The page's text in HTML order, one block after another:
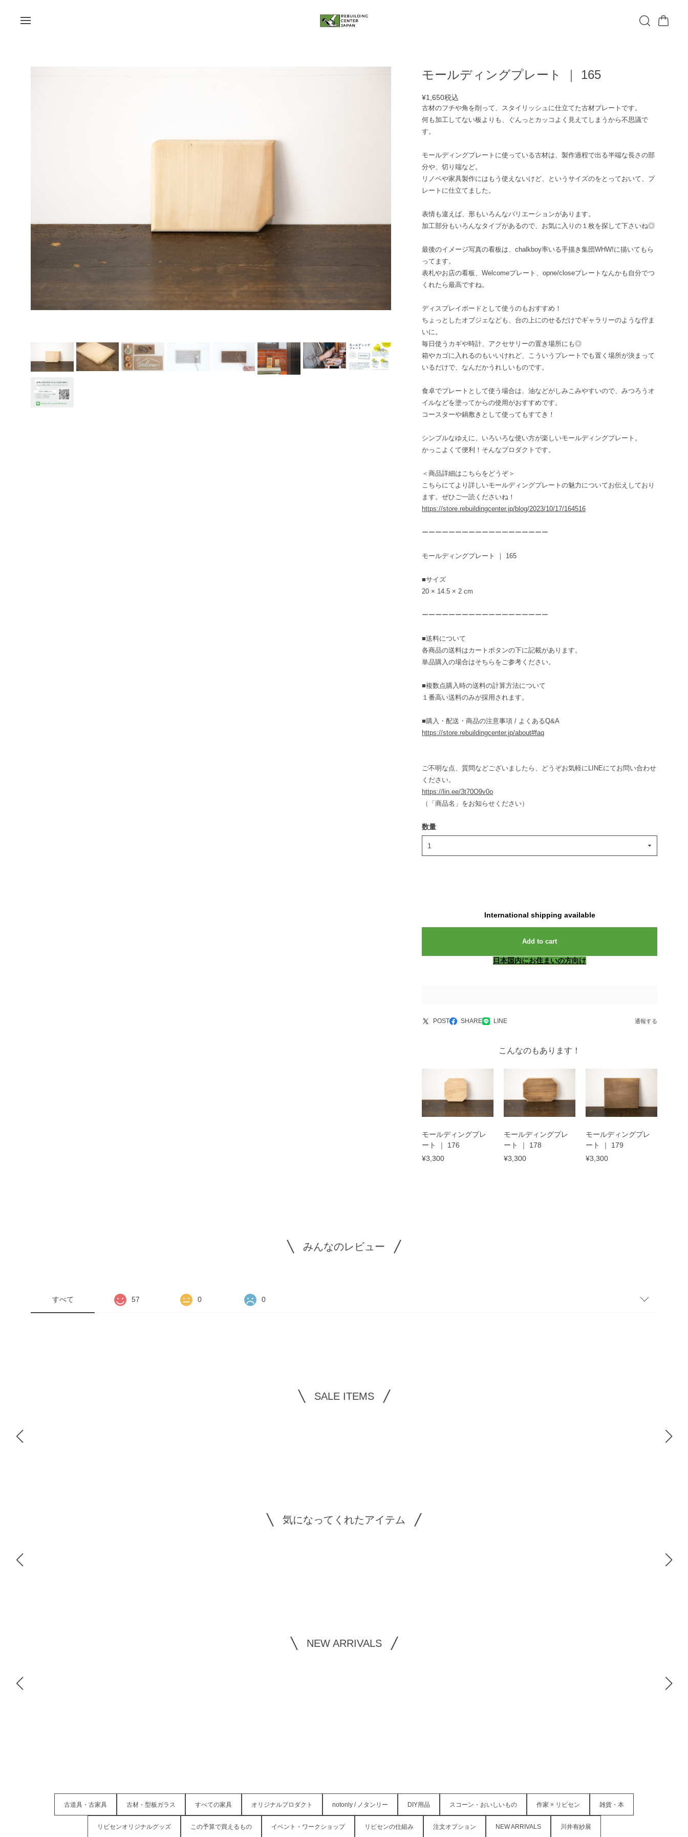
モールディングプレート ｜ 165
¥1,650税込
古材のフチや角を削って、スタイリッシュに仕立てた古材プレートです。
何も加工してない板よりも、ぐんっとカッコよく見えてしまうから不思議で
す。
モールディングプレートに使っている古材は、製作過程で出る半端な長さの部
分や、切り端など。
リノベや家具製作にはもう使えないけど、というサイズのをとっておいて、プ
レートに仕立てました。
表情も違えば、形もいろんなバリエーションがあります。
加工部分もいろんなタイプがあるので、お気に入りの１枚を探して下さいね◎
最後のイメージ写真の看板は、chalkboy率いる手描き集団WHW!に描いてもら
ってます。
表札やお店の看板、Welcomeプレート、opne/closeプレートなんかも自分でつ
くれたら最高ですね。
ディスプレイボードとして使うのもおすすめ！
ちょっとしたオブジェなども、台の上にのせるだけでギャラリーのような佇ま
いに。
毎日使うカギや時計、アクセサリーの置き場所にも◎
箱やカゴに入れるのもいいけれど、こういうプレートでも置く場所が決まって
いるだけで、なんだかうれしいものです。
食卓でプレートとして使う場合は、油などがしみこみやすいので、みつろうオ
イルなどを塗ってからの使用がおすすめです。
コースターや鍋敷きとして使ってもすてき！
シンプルなゆえに、いろいろな使い方が楽しいモールディングプレート。
かっこよくて便利！そんなプロダクトです。
＜商品詳細はこちらをどうぞ＞
こちらにてより詳しいモールディングプレートの魅力についてお伝えしており
ます。ぜひご一読くださいね！
https://store.rebuildingcenter.jp/blog/2023/10/17/164516
ーーーーーーーーーーーーーーーーーーー
モールディングプレート ｜ 165
■サイズ
20 × 14.5 × 2 cm
ーーーーーーーーーーーーーーーーーーー
■送料について
各商品の送料はカートボタンの下に記載があります。
単品購入の場合はそちらをご参考ください。
■複数点購入時の送料の計算方法について
１番高い送料のみが採用されます。
■購入・配送・商品の注意事項 / よくあるQ&A
https://store.rebuildingcenter.jp/about#faq
ご不明な点、質問などございましたら、どうぞお気軽にLINEにてお問い合わせ
ください。
https://lin.ee/3t70O9v0o
（「商品名」をお知らせください）
数量
International shipping available
Add to cart
日本国内にお住まいの方向け
POST SHARE LINE 通報する
こんなのもあります！
モールディングプレ
ート ｜ 176
¥3,300
モールディングプレ
ート ｜ 178
¥3,300
モールディングプレ
ート ｜ 179
¥3,300
みんなのレビュー
すべて 57 0 0
SALE ITEMS
気になってくれたアイテム
NEW ARRIVALS
古道具・古家具 古材・型板ガラス すべての家具 オリジナルプロダクト notonly / ノタンリー DIY用品 スコーン・おいしいもの 作家 × リビセン 雑貨・本
リビセンオリジナルグッズ この予算で買えるもの イベント・ワークショップ リビセンの仕組み 注文オプション NEW ARRIVALS 川井有紗展